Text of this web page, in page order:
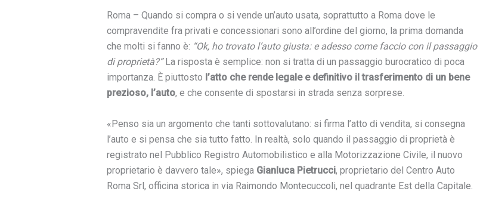
Roma – Quando si compra o si vende un’auto usata, soprattutto a Roma dove le
compravendite fra privati e concessionari sono all’ordine del giorno, la prima domanda
che molti si fanno è: “Ok, ho trovato l’auto giusta: e adesso come faccio con il passaggio
di proprietà?”La risposta è semplice: non si tratta di un passaggio burocratico di poca
importanza. È piuttosto l’atto che rende legale e definitivo il trasferimento di un bene
prezioso, l’auto, e che consente di spostarsi in strada senza sorprese.
«Penso sia un argomento che tanti sottovalutano: si firma l’atto di vendita, si consegna
l’auto e si pensa che sia tutto fatto. In realtà, solo quando il passaggio di proprietà è
registrato nel Pubblico Registro Automobilistico e alla Motorizzazione Civile, il nuovo
proprietario è davvero tale», spiega Gianluca Pietrucci, proprietario del Centro Auto
Roma Srl, officina storica in via Raimondo Montecuccoli, nel quadrante Est della Capitale.